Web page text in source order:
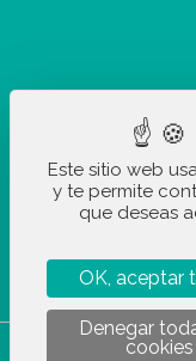
STOCKETIK ©
Este sitio web
y te permite
que deseas
OK, aceptar
Denegar
cookies